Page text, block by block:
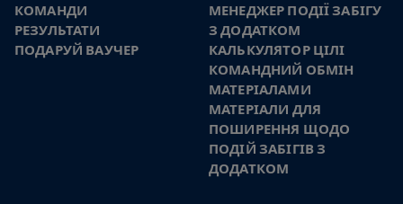
КОМАНДИ
РЕЗУЛЬТАТИ
ПОДАРУЙ ВАУЧЕР
МЕНЕДЖЕР ПОДІЇ ЗАБІГУ
З ДОДАТКОМ
КАЛЬКУЛЯТОР ЦІЛІ
КОМАНДНИЙ ОБМІН
МАТЕРІАЛАМИ
МАТЕРІАЛИ ДЛЯ
ПОШИРЕННЯ ЩОДО
ПОДІЙ ЗАБІГІВ З
ДОДАТКОМ